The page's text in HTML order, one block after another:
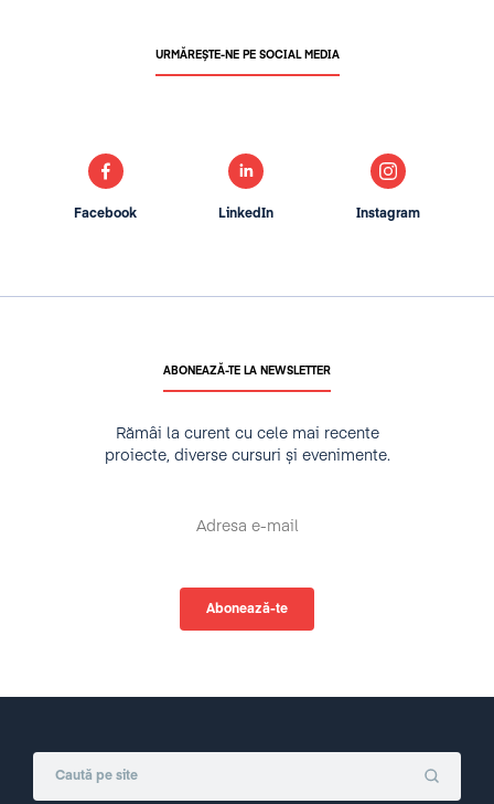
ABONEAZĂ-TE LA NEWSLETTER
Rămâi la curent cu cele mai recente
proiecte, diverse cursuri și evenimente.
URMĂREȘTE-NE PE SOCIAL MEDIA
Facebook LinkedIn Instagram